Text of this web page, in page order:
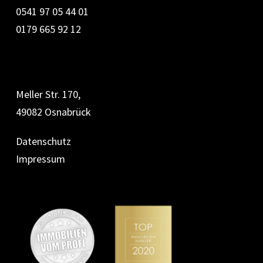
0541 97 05 44 01
0179 665 92 12
Meller Str. 170,
49082 Osnabrück
Datenschutz
Impressum